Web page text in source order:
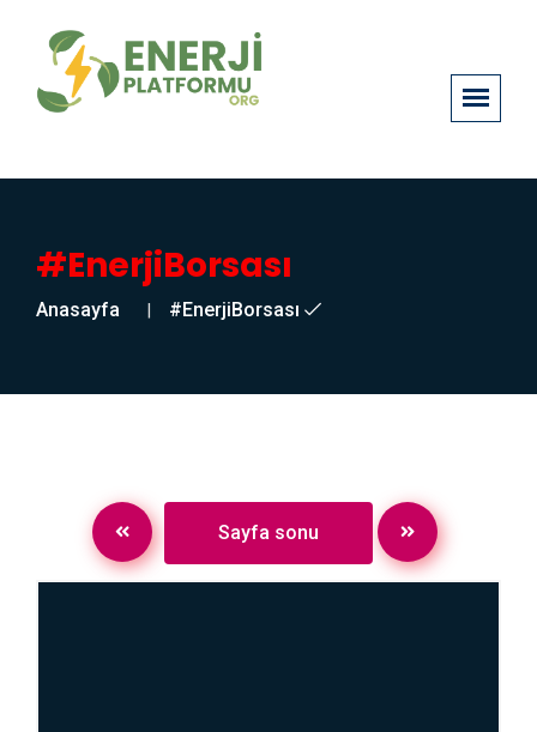
#EnerjiBorsası
Anasayfa #EnerjiBorsası
Sayfa sonu